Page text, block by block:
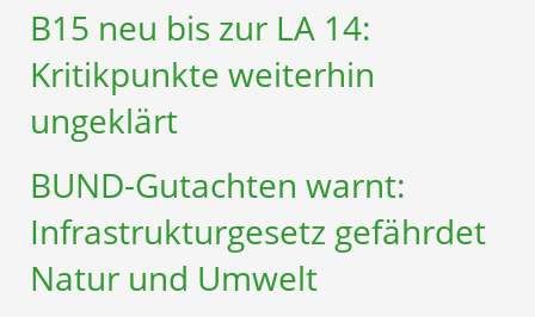
B15 neu bis zur LA 14:
Kritikpunkte weiterhin
ungeklärt
BUND-Gutachten warnt:
Infrastruktur­gesetz gefährdet
Natur und Umwelt